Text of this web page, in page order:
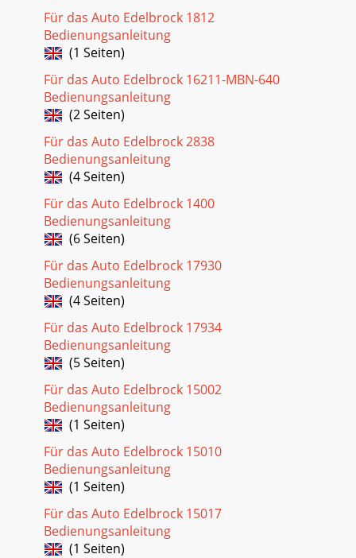
Für das Auto Edelbrock 1812
Bedienungsanleitung
(1 Seiten)
Für das Auto Edelbrock 16211-MBN-640
Bedienungsanleitung
(2 Seiten)
Für das Auto Edelbrock 2838
Bedienungsanleitung
(4 Seiten)
Für das Auto Edelbrock 1400
Bedienungsanleitung
(6 Seiten)
Für das Auto Edelbrock 17930
Bedienungsanleitung
(4 Seiten)
Für das Auto Edelbrock 17934
Bedienungsanleitung
(5 Seiten)
Für das Auto Edelbrock 15002
Bedienungsanleitung
(1 Seiten)
Für das Auto Edelbrock 15010
Bedienungsanleitung
(1 Seiten)
Für das Auto Edelbrock 15017
Bedienungsanleitung
(1 Seiten)